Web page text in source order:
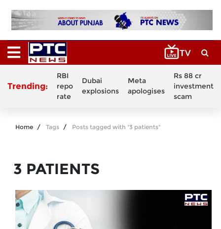
Trending:
RBI
repo
rate
Dubai
explosions
Meta
apologises
Rs 88 cr
investment
scam
Home Tags Posts tagged with "3 patients"
3 PATIENTS